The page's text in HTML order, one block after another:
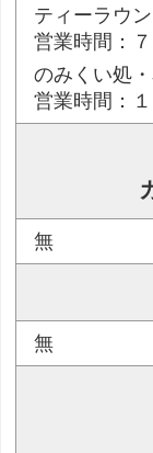
ティーラウ
営業時間：
のみくい処
営業時間：
無
無